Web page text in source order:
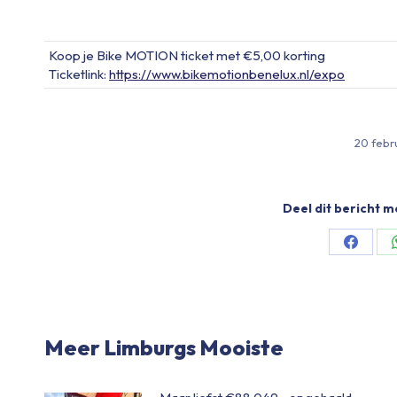
Koop je Bike MOTION ticket met €5,00 korting
Ticketlink: https://www.bikemotionbenelux.nl/expo
20
Deel dit bericht
Share
Meer Limburgs Mooiste